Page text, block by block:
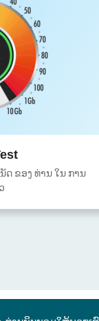
ດ ຂອງ ທ່ານ ໃນ ການ